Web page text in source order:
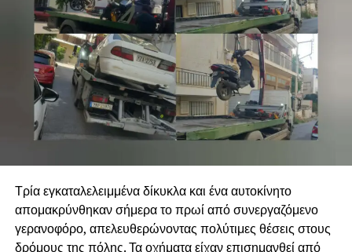
Τρία εγκαταλελειμμένα δίκυκλα και ένα αυτοκίνητο
απομακρύνθηκαν σήμερα το πρωί από συνεργαζόμενο
γερανοφόρο, απελευθερώνοντας πολύτιμες θέσεις στους
δρόμους της πόλης. Τα οχήματα είχαν επισημανθεί από